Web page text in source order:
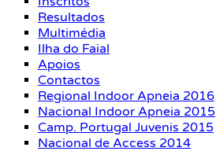
Resultados
Multimédia
Ilha do Faial
Apoios
Contactos
Regional Indoor Apneia 2016
Nacional Indoor Apneia 2015
Camp. Portugal Juvenis 2015
Nacional de Access 2014